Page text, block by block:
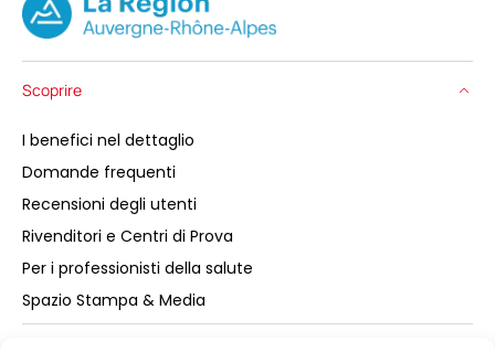
Scoprire
I benefici nel dettaglio
Domande frequenti
Recensioni degli utenti
Rivenditori e Centri di Prova
Per i professionisti della salute
Spazio Stampa & Media